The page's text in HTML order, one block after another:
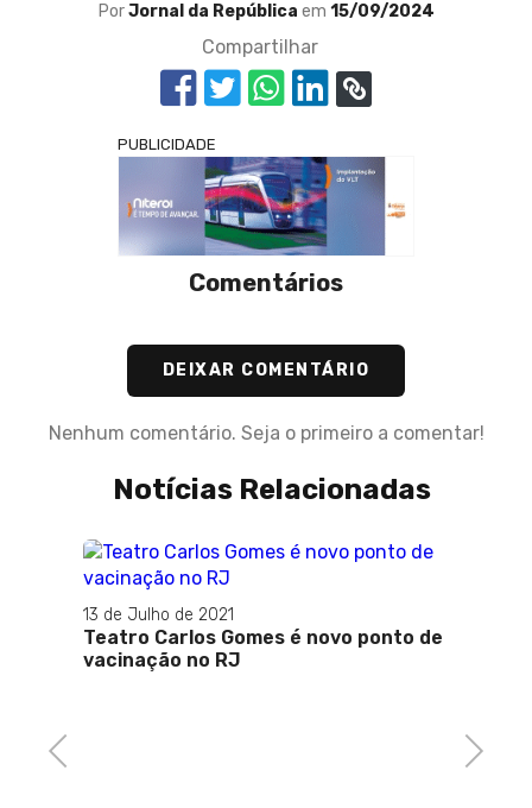
PorJornal da República em 15/09/2024
Compartilhar
PUBLICIDADE
Comentários
DEIXAR COMENTÁRIO
Nenhum comentário. Seja o primeiro a comentar!
Notícias Relacionadas
Previous
13 de Julho de 2021
Teatro Carlos Gomes é novo ponto de
vacinação no RJ
Next